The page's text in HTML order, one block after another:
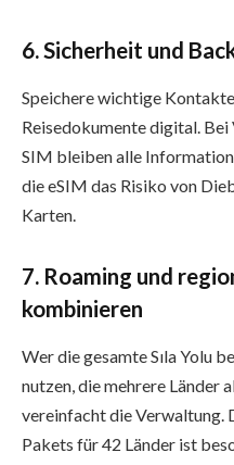
6. Sicherheit und
Speichere wichtige
Reisedokumente digital.
SIM bleiben alle
die eSIM das Risiko von
Karten.
7. Roaming und
kombinieren
Wer die gesamte Sıla Yolu
nutzen, die mehrere Länder
vereinfacht die Verwaltung.
Pakets für 42 Länder ist